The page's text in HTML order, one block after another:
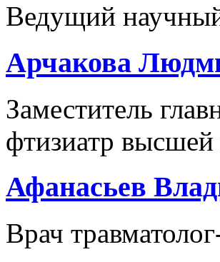
Ведущий
Арчакова
Заместитель
фтизиатр
Афанасьев
Врач